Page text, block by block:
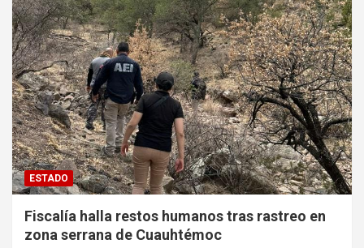
ESTADO
Fiscalía halla restos humanos tras rastreo en
zona serrana de Cuauhtémoc